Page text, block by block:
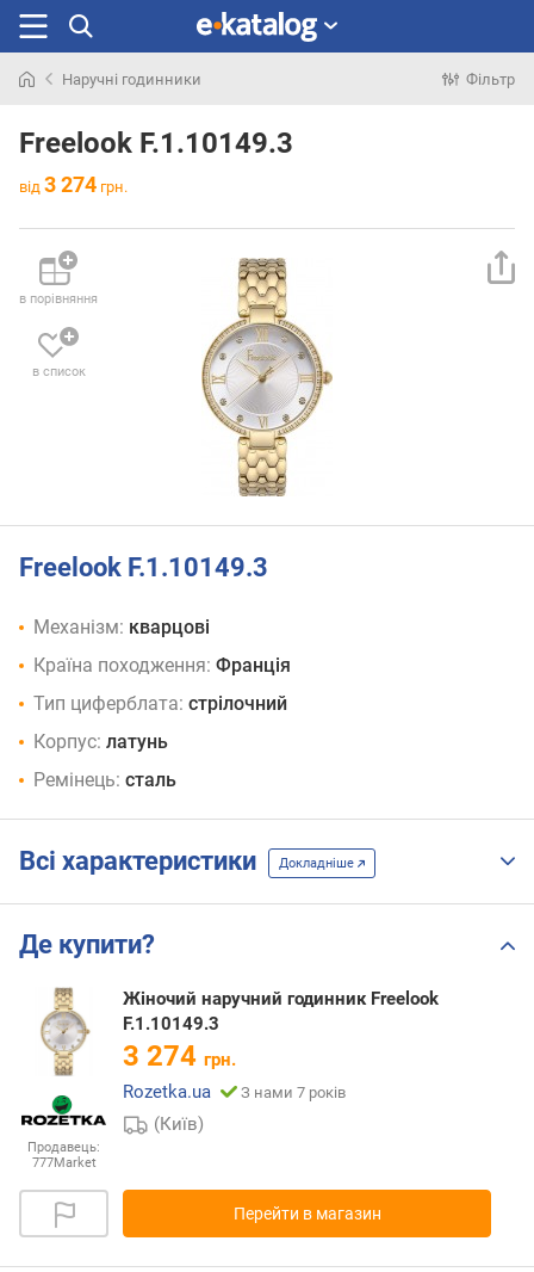
раніше
Наручні годинники Фільтр
Freelook F.1.10149.3
від 3 274 грн.
в порівняння
в список
Freelook F.1.10149.3
Механізм: кварцові
Країна походження: Франція
Тип циферблата: стрілочний
Корпус: латунь
Ремінець: сталь
Всі характеристики Докладніше
Де купити?
Продавець:
777Market
Жіночий наручний годинник Freelook
F.1.10149.3
3 274 грн.
Rozetka.ua
З нами 7 років
(Київ)
Перейти в магазин